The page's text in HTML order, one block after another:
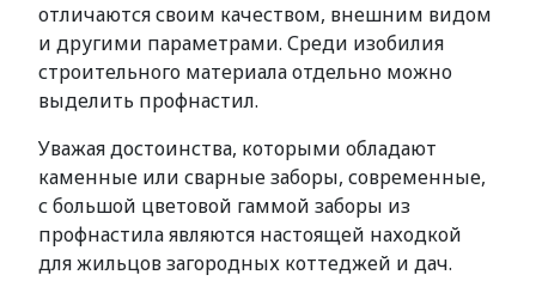
отличаются своим качеством, внешним видом
и другими параметрами. Среди изобилия
строительного материала отдельно можно
выделить профнастил.
Уважая достоинства, которыми обладают
каменные или сварные заборы, современные,
с большой цветовой гаммой заборы из
профнастила являются настоящей находкой
для жильцов загородных коттеджей и дач.